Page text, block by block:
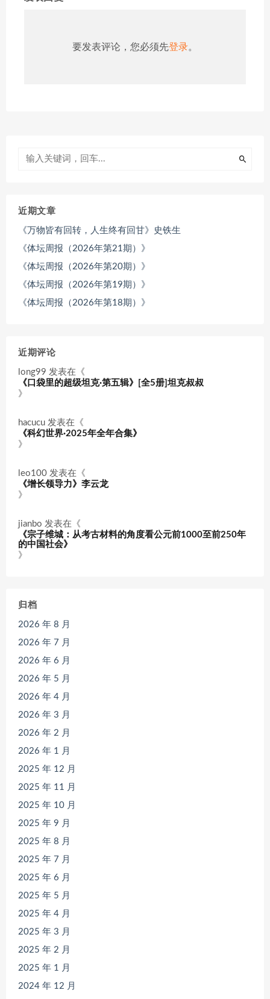
要发表评论，您必须先登录。
近期文章
《万物皆有回转，人生终有回甘》史铁生
《体坛周报（2026年第21期）》
《体坛周报（2026年第20期）》
《体坛周报（2026年第19期）》
《体坛周报（2026年第18期）》
近期评论
long99 发表在《
《口袋里的超级坦克·第五辑》[全5册]坦克叔叔
》
hacucu 发表在《
《科幻世界·2025年全年合集》
》
leo100 发表在《
《增长领导力》李云龙
》
jianbo 发表在《
《宗子维城：从考古材料的角度看公元前1000至前250年
的中国社会》
》
归档
2026 年 8 月
2026 年 7 月
2026 年 6 月
2026 年 5 月
2026 年 4 月
2026 年 3 月
2026 年 2 月
2026 年 1 月
2025 年 12 月
2025 年 11 月
2025 年 10 月
2025 年 9 月
2025 年 8 月
2025 年 7 月
2025 年 6 月
2025 年 5 月
2025 年 4 月
2025 年 3 月
2025 年 2 月
2025 年 1 月
2024 年 12 月